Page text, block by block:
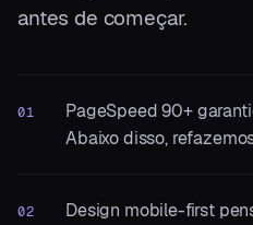
antes de começar.
01
PageSpeed 90+
Abaixo disso,
02
Design mobile-first